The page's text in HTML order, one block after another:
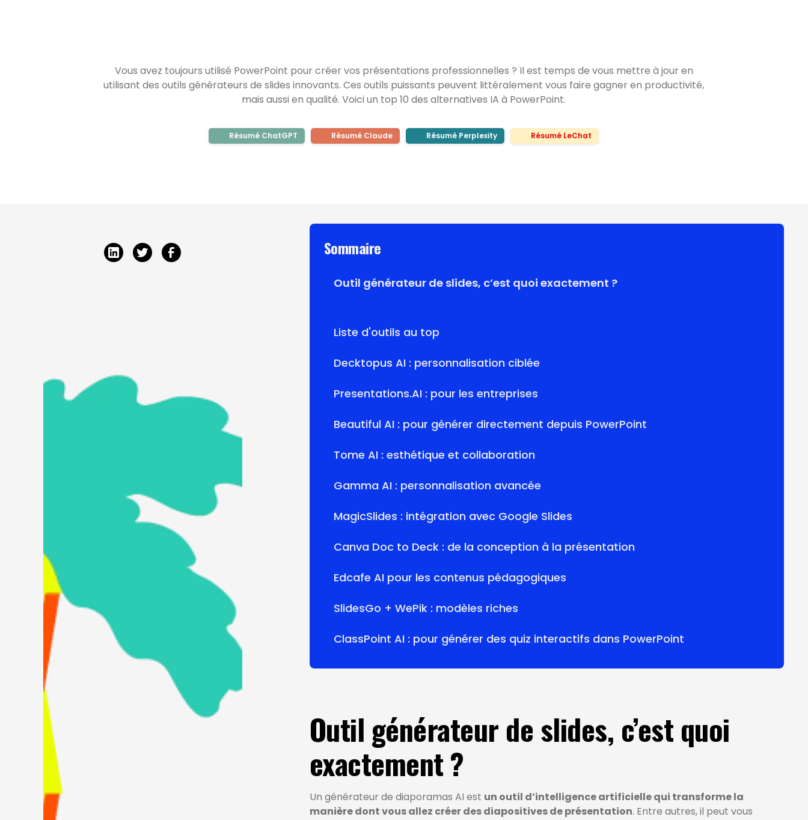
Vous avez toujours utilisé PowerPoint pour créer vos présentations professionnelles ? Il est temps de vous mettre à jour en
utilisant des outils générateurs de slides innovants. Ces outils puissants peuvent littéralement vous faire gagner en productivité,
mais aussi en qualité. Voici un top 10 des alternatives IA à PowerPoint.
Résumé ChatGPT Résumé Claude Résumé Perplexity Résumé LeChat
Sommaire
Outil générateur de slides, c’est quoi exactement ?
Liste d'outils au top
Decktopus AI : personnalisation ciblée
Presentations.AI : pour les entreprises
Beautiful AI : pour générer directement depuis PowerPoint
Tome AI : esthétique et collaboration
Gamma AI : personnalisation avancée
MagicSlides : intégration avec Google Slides
Canva Doc to Deck : de la conception à la présentation
Edcafe AI pour les contenus pédagogiques
SlidesGo + WePik : modèles riches
ClassPoint AI : pour générer des quiz interactifs dans PowerPoint
Outil générateur de slides, c’est quoi
exactement ?
Un générateur de diaporamas AI est un outil d’intelligence artificielle qui transforme la
manière dont vous allez créer des diapositives de présentation. Entre autres, il peut vous